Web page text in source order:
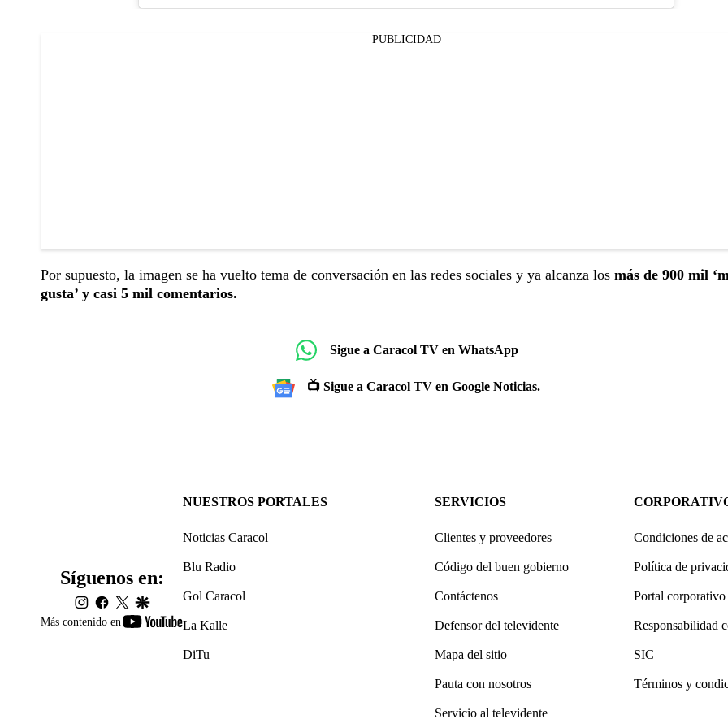
PUBLICIDAD
Por supuesto, la imagen se ha vuelto tema de conversación en las redes sociales y ya alcanza los más de 900 mil
gusta’ y casi 5 mil comentarios.
Sigue a Caracol TV en WhatsApp
📺 Sigue a Caracol TV en Google Noticias.
Más contenido en
youtube-
Síguenos en:
instagram
facebook
twittergoogle
NUESTROS PORTALES
Noticias Caracol
Blu Radio
Gol Caracol
La Kalle
DiTu
SERVICIOS
Clientes y proveedores
Código del buen gobierno
Contáctenos
Defensor del televidente
Mapa del sitio
Pauta con nosotros
Servicio al televidente
Condiciones de
Política de
Portal corporativo
Responsabilidad
SIC
Términos y